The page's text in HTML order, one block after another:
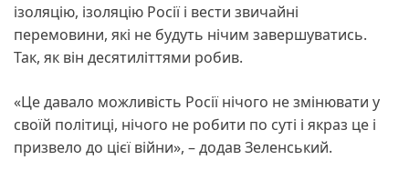
ізоляцію, ізоляцію Росії і вести звичайні
перемовини, які не будуть нічим завершуватись.
Так, як він десятиліттями робив.
«Це давало можливість Росії нічого не змінювати у
своїй політиці, нічого не робити по суті і якраз це і
призвело до цієї війни», – додав Зеленський.